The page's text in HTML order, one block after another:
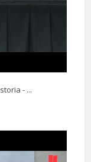
la tana delle
Hours 19 Minutes ago
- ...